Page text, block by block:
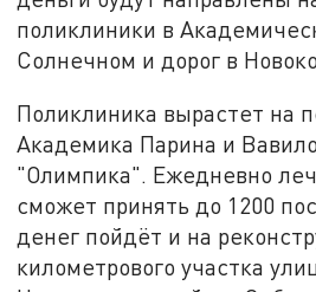
поликлиники в
Солнечном и дорог в
Поликлиника вырастет на
Академика Парина и
"Олимпика". Ежедневно
сможет принять до 1200
денег пойдёт и на
километрового участка